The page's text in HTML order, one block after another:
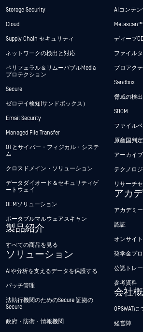
Storage Security
Cloud
Supply Chain セキュリティ
ネットワークの検出と対応
ペリフェラル＆リムーバブルMedia
プロテクション
Secure
ゼロデイ検知(サンドボックス）
Email Security
Managed File Transfer
OTとサイバー・フィジカル・システ
ム
クロスドメイン・ソリューション
データダイオード＆セキュリティゲ
ートウェイ
OEMソリューション
ポータブルマルウェアスキャン
製品紹介
すべての商品を見る
ソリューション
AIや分析を支えるデータを保護する
パッチ管理
法執行機関のためのSecure 証拠の
Secure
政府・防衛・情報機関
AIコンテ
ディープ
ファイル
プロアク
Sandbox
脅威の検出
SBOM
ファイル
原産国判定
アーカイ
テクノロ
リサーチ
アカ
アカデミ
認証
オンサイ
奨学金プ
公認トレ
参考資料
会社
OPSWATに
経営陣